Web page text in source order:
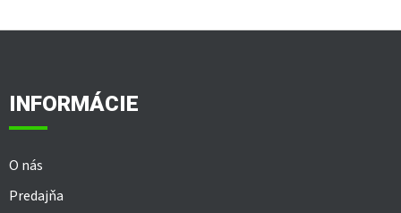
INFORMÁCIE
O nás
Predajňa